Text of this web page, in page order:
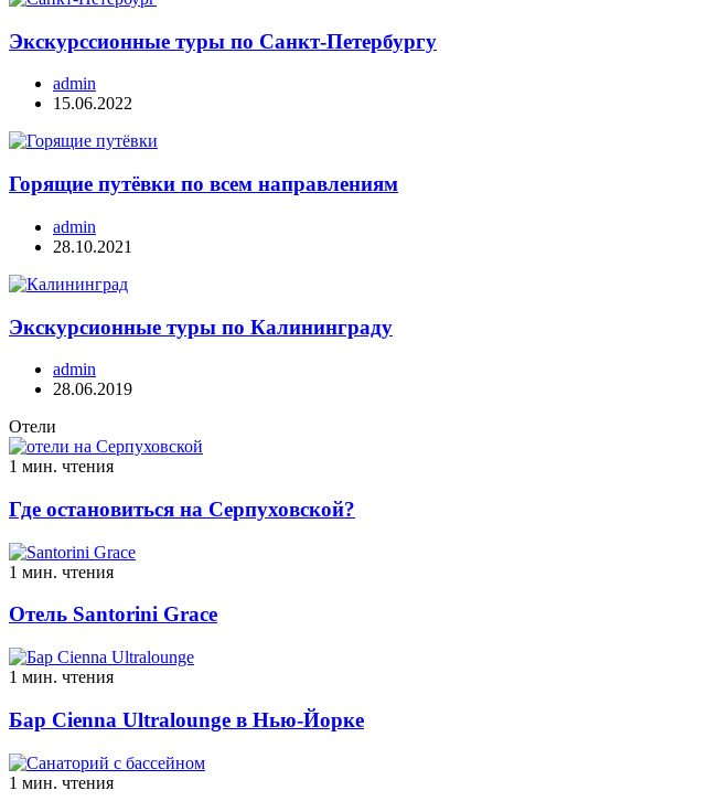
Экскурссионные туры по Санкт-Петербургу
admin
15.06.2022
Горящие путёвки по всем направлениям
admin
28.10.2021
Экскурсионные туры по Калининграду
admin
28.06.2019
Отели
1 мин. чтения
Где остановиться на Серпуховской?
1 мин. чтения
Отель Santorini Grace
1 мин. чтения
Бар Cienna Ultralounge в Нью-Йорке
1 мин. чтения